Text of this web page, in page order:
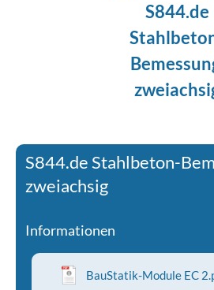
S844.de
S844.de Stahlbeton-
zweiachsig
Informationen
BauStatik-Module EC